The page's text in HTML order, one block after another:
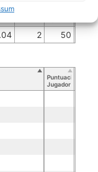
2 50
Puntuación
Jugador